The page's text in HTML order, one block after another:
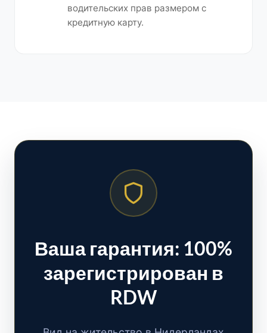
водительских прав размером с
кредитную карту.
Ваша гарантия: 100%
зарегистрирован в
RDW